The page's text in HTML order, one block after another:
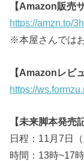
【Amazon販売
https://amzn.to/
※本屋さんでは
【Amazonレビ
https://
【未来脚本発売
日程：11月7日（
時間：13時~17時